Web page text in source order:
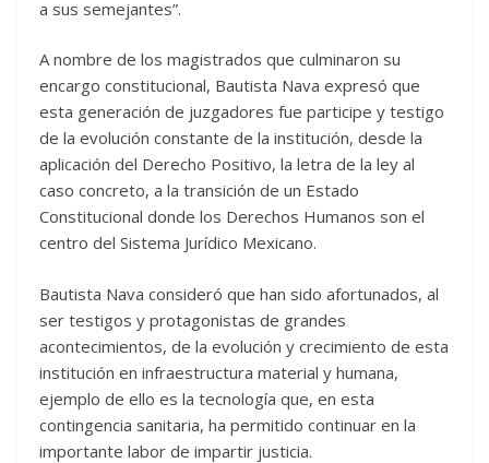
a sus semejantes”.
A nombre de los magistrados que culminaron su
encargo constitucional, Bautista Nava expresó que
esta generación de juzgadores fue participe y testigo
de la evolución constante de la institución, desde la
aplicación del Derecho Positivo, la letra de la ley al
caso concreto, a la transición de un Estado
Constitucional donde los Derechos Humanos son el
centro del Sistema Jurídico Mexicano.
Bautista Nava consideró que han sido afortunados, al
ser testigos y protagonistas de grandes
acontecimientos, de la evolución y crecimiento de esta
institución en infraestructura material y humana,
ejemplo de ello es la tecnología que, en esta
contingencia sanitaria, ha permitido continuar en la
importante labor de impartir justicia.